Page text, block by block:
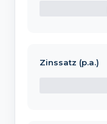
Zinssatz (p.a.)